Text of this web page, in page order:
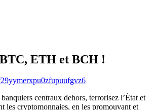
ETH et BCH !
centraux dehors, terrorisez l’État et
les cryptomonnaies, en les promouvant et